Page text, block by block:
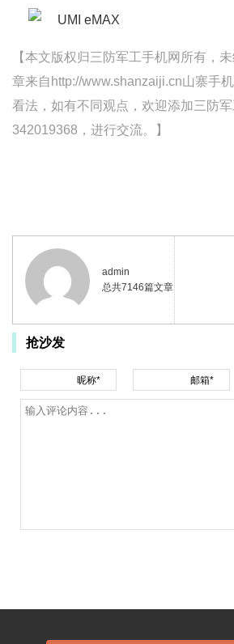
【本文版权归三防军工手机网所有，
章来自http://www.shanzaiji.cn山寨手
看法，如有不同观点，欢迎添加三防军
342019368，进行交流。】
admin
总共7146篇文章
抢沙发
昵称* 邮箱*